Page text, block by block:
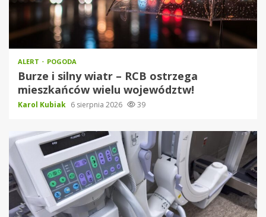
ALERT POGODA
Burze i silny wiatr – RCB ostrzega
mieszkańców wielu województw!
Karol Kubiak 6 sierpnia 2026 39